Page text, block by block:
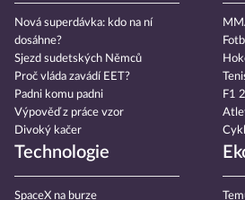
Nová superdávka: kdo na ní
dosáhne?
Sjezd sudetských Němců
Proč vláda zavádí EET?
Padni komu padni
Výpověď z práce vzor
Divoký kačer
F1
Technologie
SpaceX na burze